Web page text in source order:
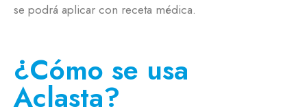
se podrá aplicar con receta médica.
¿Cómo se usa
Aclasta?